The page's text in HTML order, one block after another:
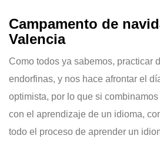
Campamento de
Valencia
Como todos ya sabemos, practicar
endorfinas, y nos hace afrontar el
optimista, por lo que si
con el aprendizaje de un idioma,
todo el proceso de aprender un